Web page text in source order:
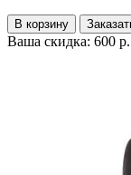
В корзину
Ваша скидка: 600 р.